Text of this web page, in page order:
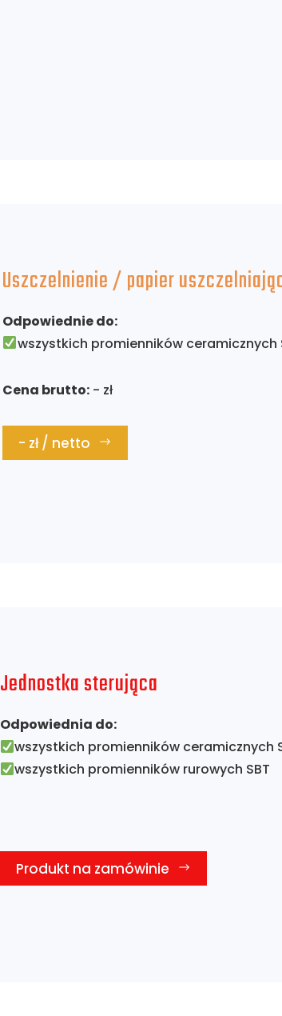
Uszczelnienie / papier
Odpowiednie do:
wszystkich promienników ceramicznych
Cena brutto: - zł
- zł / netto
Jednostka sterująca
Odpowiednia do:
wszystkich promienników ceramicznych
wszystkich promienników rurowych SBT
Produkt na zamówinie